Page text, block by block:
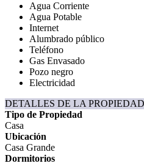
Agua Corriente
Agua Potable
Internet
Alumbrado público
Teléfono
Gas Envasado
Pozo negro
Electricidad
DETALLES DE LA PROPIEDAD
Tipo de Propiedad
Casa
Ubicación
Casa Grande
Dormitorios